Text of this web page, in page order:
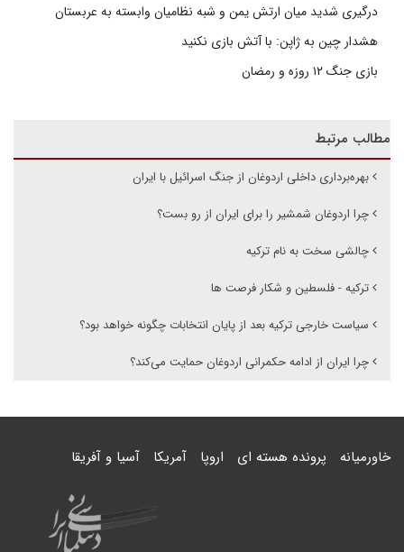
درگیری شدید میان ارتش یمن و شبه نظامیان وابسته به عربستان
هشدار چین به ژاپن: با آتش بازی نکنید
بازی جنگ ۱۲ روزه و رمضان
مطالب مرتبط
بهره‌برداری داخلی اردوغان از جنگ اسرائیل با ایران
چرا اردوغان شمشیر را برای ایران از رو بست؟
چالشی سخت به نام ترکیه
ترکیه - فلسطین و شکار فرصت ها
سیاست خارجی ترکیه بعد از پایان انتخابات چگونه خواهد بود؟
چرا ایران از ادامه حکمرانی اردوغان حمایت می‌کند؟
خاورمیانه پرونده هسته ای اروپا آمریکا آسیا و آفریقا